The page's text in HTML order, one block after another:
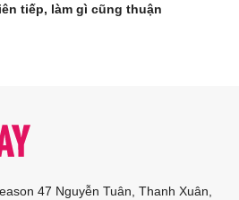
tiếp, làm gì cũng thuận
47 Nguyễn Tuân, Thanh Xuân,